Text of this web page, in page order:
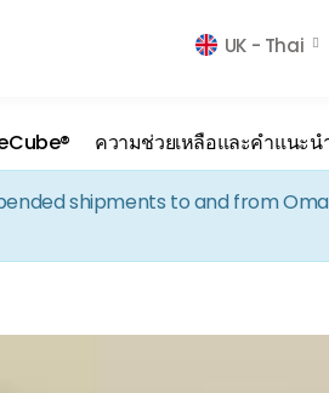
UK - Thai
ความช่วยเหลือและคำแนะน
shipments to and from